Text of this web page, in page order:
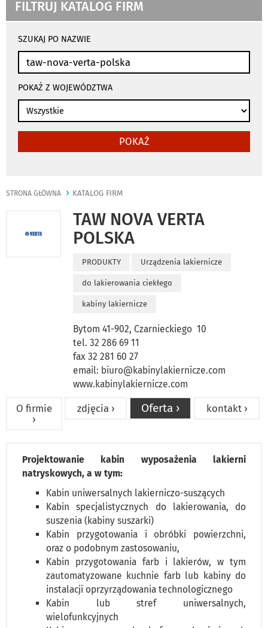
FILTRUJ KATALOG FIRM
wyszukiwania
SZUKAJ PO NAZWIE
POKAŻ Z WOJEWÓDZTWA
POKAŻ
STRONA GŁÓWNA KATALOG FIRM
TAW NOVA VERTA
POLSKA
PRODUKTY Urządzenia lakiernicze
do lakierowania ciekłego
kabiny lakiernicze
Bytom 41-902, Czarnieckiego 10
tel. 32 286 69 11
fax 32 281 60 27
email: biuro@kabinylakiernicze.com
www.kabinylakiernicze.com
O firmie
›
zdjęcia › Oferta › kontakt ›
Projektowanie kabin wyposażenia lakierni
natryskowych, a w tym:
Kabin uniwersalnych lakierniczo-suszących
Kabin specjalistycznych do lakierowania, do
suszenia (kabiny suszarki)
Kabin przygotowania i obróbki powierzchni,
oraz o podobnym zastosowaniu,
Kabin przygotowania farb i lakierów, w tym
zautomatyzowane kuchnie farb lub kabiny do
instalacji oprzyrządowania technologicznego
Kabin lub stref uniwersalnych,
wielofunkcyjnych